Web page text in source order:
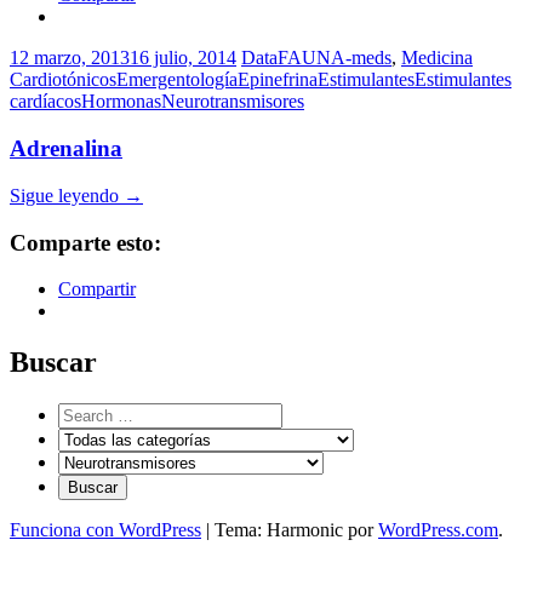
12 marzo, 201316 julio, 2014 DataFAUNA-meds, Medicina
CardiotónicosEmergentologíaEpinefrinaEstimulantesEstimulantes
cardíacosHormonasNeurotransmisores
Adrenalina
Sigue leyendo →
Comparte esto:
Compartir
Buscar
Funciona con WordPress | Tema: Harmonic porWordPress.com.